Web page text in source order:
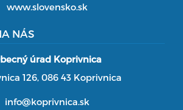
www.slovensko.sk
NÁS
úrad Koprivnica
126, 086 43 Koprivnica
info@koprivnica.sk